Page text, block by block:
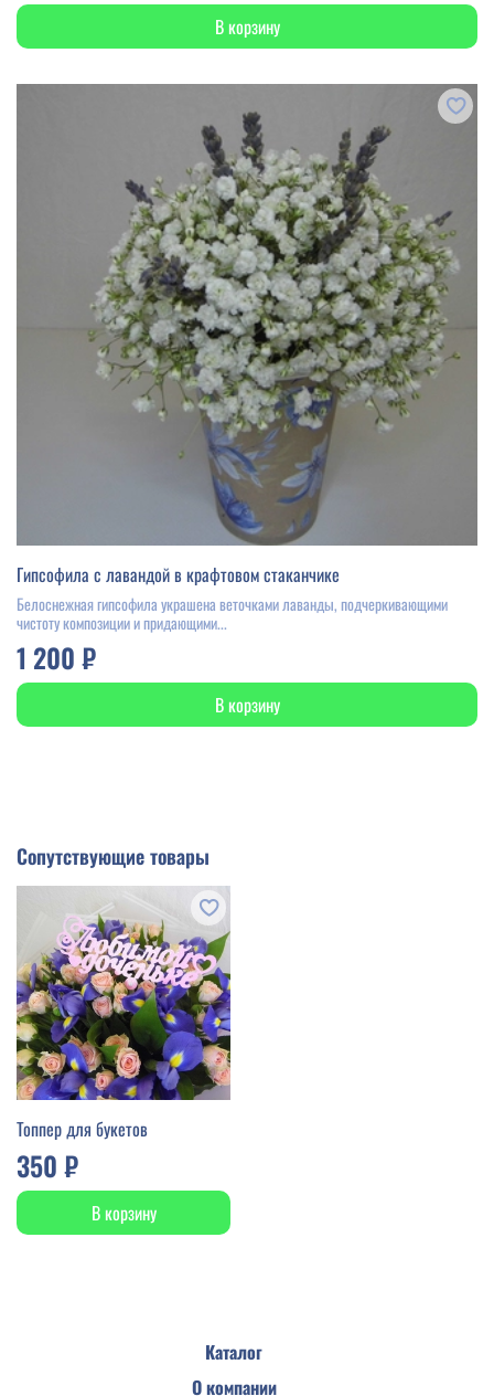
В корзину
Гипсофила с лавандой в крафтовом стаканчике
Белоснежная гипсофила украшена веточками лаванды, подчеркивающими
чистоту композиции и придающими...
1 200 ₽
В корзину
Сопутствующие товары
Топпер для букетов
350 ₽
В корзину
Каталог
О компании